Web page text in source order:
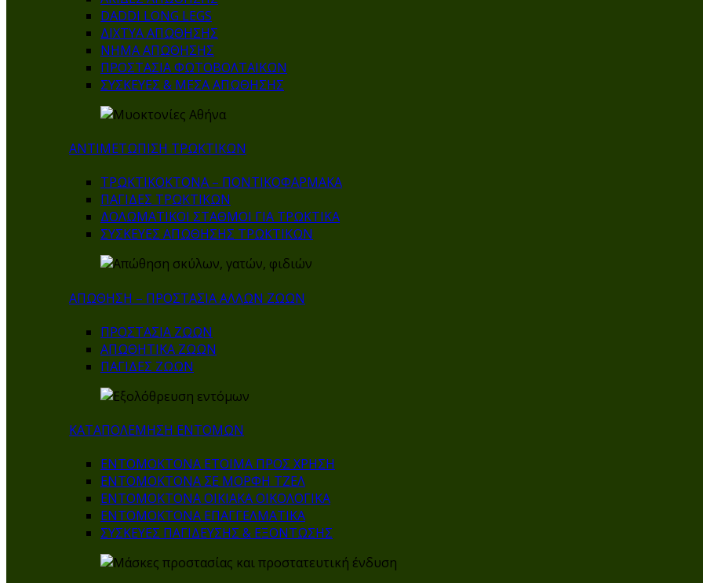
DADDI LONG LEGS
ΔΙΧΤΥΑ ΑΠΩΘΗΣΗΣ
ΝΗΜΑ ΑΠΩΘΗΣΗΣ
ΠΡΟΣΤΑΣΙΑ ΦΩΤΟΒΟΛΤΑΙΚΩΝ
ΣΥΣΚΕΥΕΣ & ΜΕΣΑ ΑΠΩΘΗΣΗΣ
ΑΝΤΙΜΕΤΩΠΙΣΗ ΤΡΩΚΤΙΚΩΝ
ΤΡΩΚΤΙΚΟΚΤΟΝΑ – ΠΟΝΤΙΚΟΦΑΡΜΑΚA
ΠΑΓΙΔΕΣ ΤΡΩΚΤΙΚΩΝ
ΔΟΛΩΜΑΤΙΚΟΙ ΣΤΑΘΜΟΙ ΓΙΑ ΤΡΩΚΤΙΚΑ
ΣΥΣΚΕΥΕΣ ΑΠΩΘΗΣΗΣ ΤΡΩΚΤΙΚΩΝ
ΑΠΩΘΗΣΗ – ΠΡΟΣΤΑΣΙΑ ΑΛΛΩΝ ΖΩΩΝ
ΠΡΟΣΤΑΣΙΑ ΖΩΩΝ
ΑΠΩΘΗΤΙΚΑ ΖΩΩΝ
ΠΑΓΙΔΕΣ ΖΩΩΝ
ΚΑΤΑΠΟΛΕΜΗΣΗ ΕΝΤΟΜΩΝ
ΕΝΤΟΜΟΚΤΟΝΑ ΕΤΟΙΜΑ ΠΡΟΣ ΧΡΗΣΗ
ΕΝΤΟΜΟΚΤΟΝΑ ΣΕ ΜΟΡΦΗ ΤΖΕΛ
ΕΝΤΟΜΟΚΤΟΝΑ ΟΙΚΙΑΚΑ ΟΙΚΟΛΟΓΙΚΑ
ΕΝΤΟΜΟΚΤΟΝΑ ΕΠΑΓΓΕΛΜΑΤΙΚΑ
ΣΥΣΚΕΥΕΣ ΠΑΓΙΔΕΥΣΗΣ & ΕΞΟΝΤΩΣΗΣ